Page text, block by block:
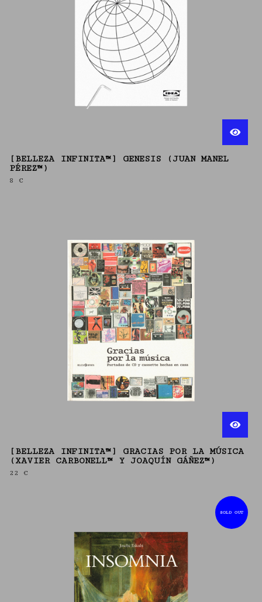
[BELLEZA INFINITA™] GENESIS (JUAN MANEL
PÉREZ™)
8 €
[BELLEZA INFINITA™] GRACIAS POR LA MÚSICA
(XAVIER CARBONELL™ Y JOAQUÍN GÁÑEZ™)
22 €
SOLD OUT